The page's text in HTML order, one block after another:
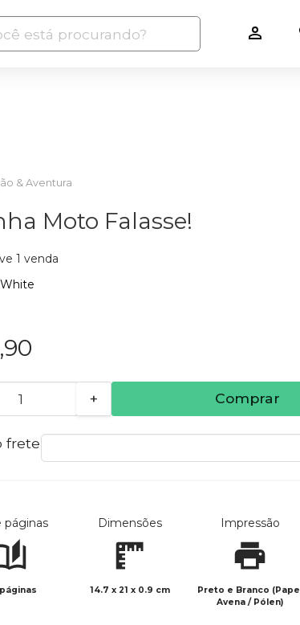
& Aventura
Moto Falasse!
1 venda
+ Comprar
frete
páginas Dimensões
14.7 x 21 x 0.9 cm
Impressão
Preto e Branco (Papel
Avena / Pólen)